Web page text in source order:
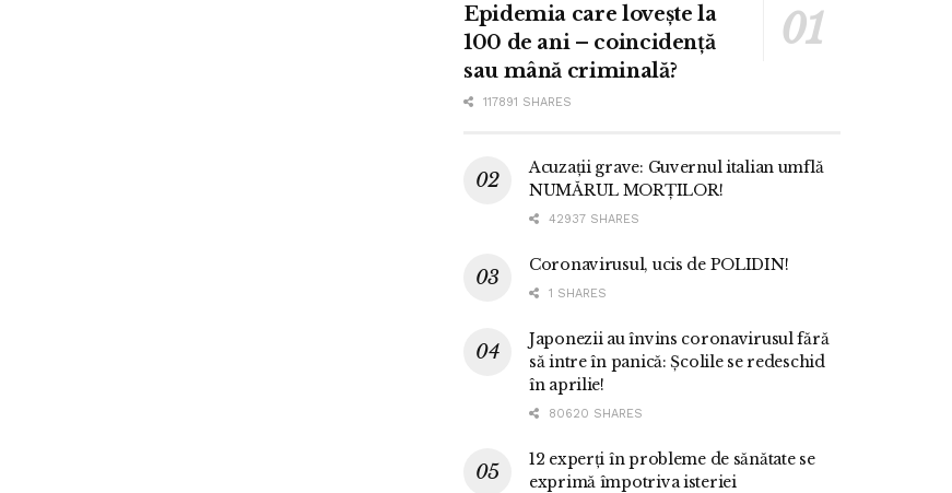
Epidemia care lovește la
100 de ani – coincidență
sau mână criminală?
117891 SHARES
Acuzații grave: Guvernul italian umflă
NUMĂRUL MORȚILOR!
42937 SHARES
Coronavirusul, ucis de POLIDIN!
1 SHARES
Japonezii au învins coronavirusul fără
să intre în panică: Școlile se redeschid
în aprilie!
80620 SHARES
12 experți în probleme de sănătate se
exprimă împotriva isteriei